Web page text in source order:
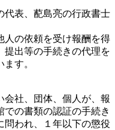
代表、蓜島亮の行政書士
人の依頼を受け報酬を得
提出等の手続きの代理を
す。
会社、団体、個人が、報
の書類の認証の手続き
われ、
１年以下の懲役